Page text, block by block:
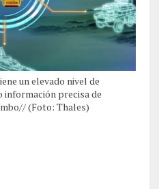
un elevado nivel de
precisa de
(Foto: Thales)